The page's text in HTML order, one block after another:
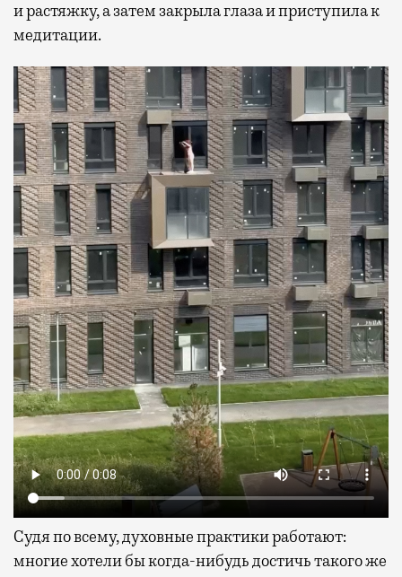
и растяжку, а затем закрыла глаза и приступила к
медитации.
Судя по всему, духовные практики работают:
многие хотели бы когда-нибудь достичь такого же